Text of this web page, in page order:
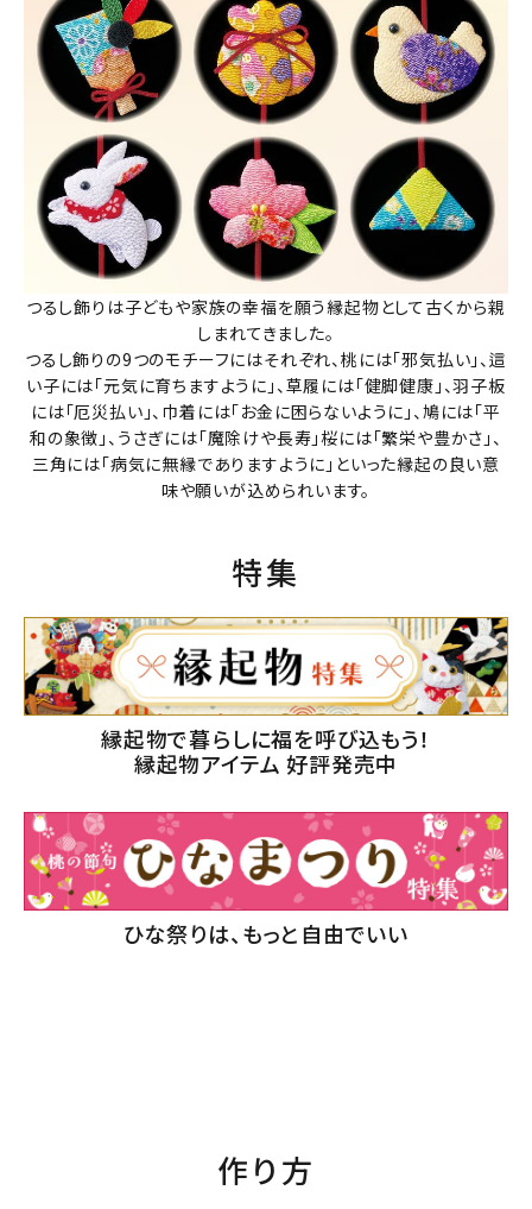
つるし飾りは子どもや家族の幸福を願う縁起物として古くから親
しまれてきました。
つるし飾りの9つのモチーフにはそれぞれ、桃には「邪気払い」、這
い子には「元気に育ちますように」、草履には「健脚健康」、羽子板
には「厄災払い」、巾着には「お金に困らないように」、鳩には「平
和の象徴」、うさぎには「魔除けや長寿」桜には「繁栄や豊かさ」、
三角には「病気に無縁でありますように」といった縁起の良い意
味や願いが込められいます。
特集
縁起物で暮らしに福を呼び込もう！
縁起物アイテム 好評発売中
ひな祭りは、もっと自由でいい
作り方